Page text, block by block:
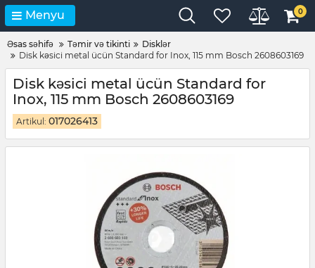
Menyu 0
Əsas səhifə Təmir və tikinti
Disklər
Disk kəsici metal ücün Standard for Inox, 115 mm Bosch 2608603169
Disk kəsici metal ücün Standard for
Inox, 115 mm Bosch 2608603169
Artikul: 017026413